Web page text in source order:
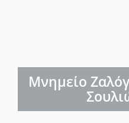
Μνημείο